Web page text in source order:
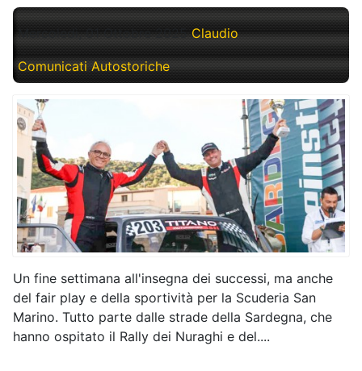
Mercoledì, 01 Ottobre 2025 Claudio
Comunicati Autostoriche
Un fine settimana all'insegna dei successi, ma anche
del fair play e della sportività per la Scuderia San
Marino. Tutto parte dalle strade della Sardegna, che
hanno ospitato il Rally dei Nuraghi e del....